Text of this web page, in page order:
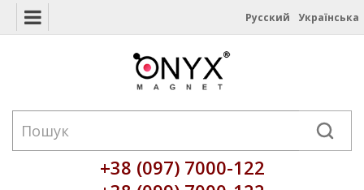
Русский Українська
+38 (097) 7000-122